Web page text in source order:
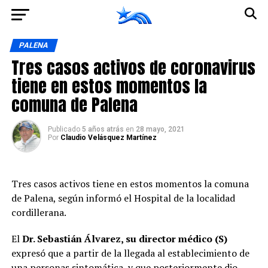
PALENA
Tres casos activos de coronavirus
tiene en estos momentos la
comuna de Palena
Publicado 5 años atrás en 28 mayo, 2021
Por Claudio Velásquez Martínez
Tres casos activos tiene en estos momentos la comuna
de Palena, según informó el Hospital de la localidad
cordillerana.
ElDr. Sebastián Álvarez, su director médico (S)
expresó que a partir de la llegada al establecimiento de
Ir a la versión móvil